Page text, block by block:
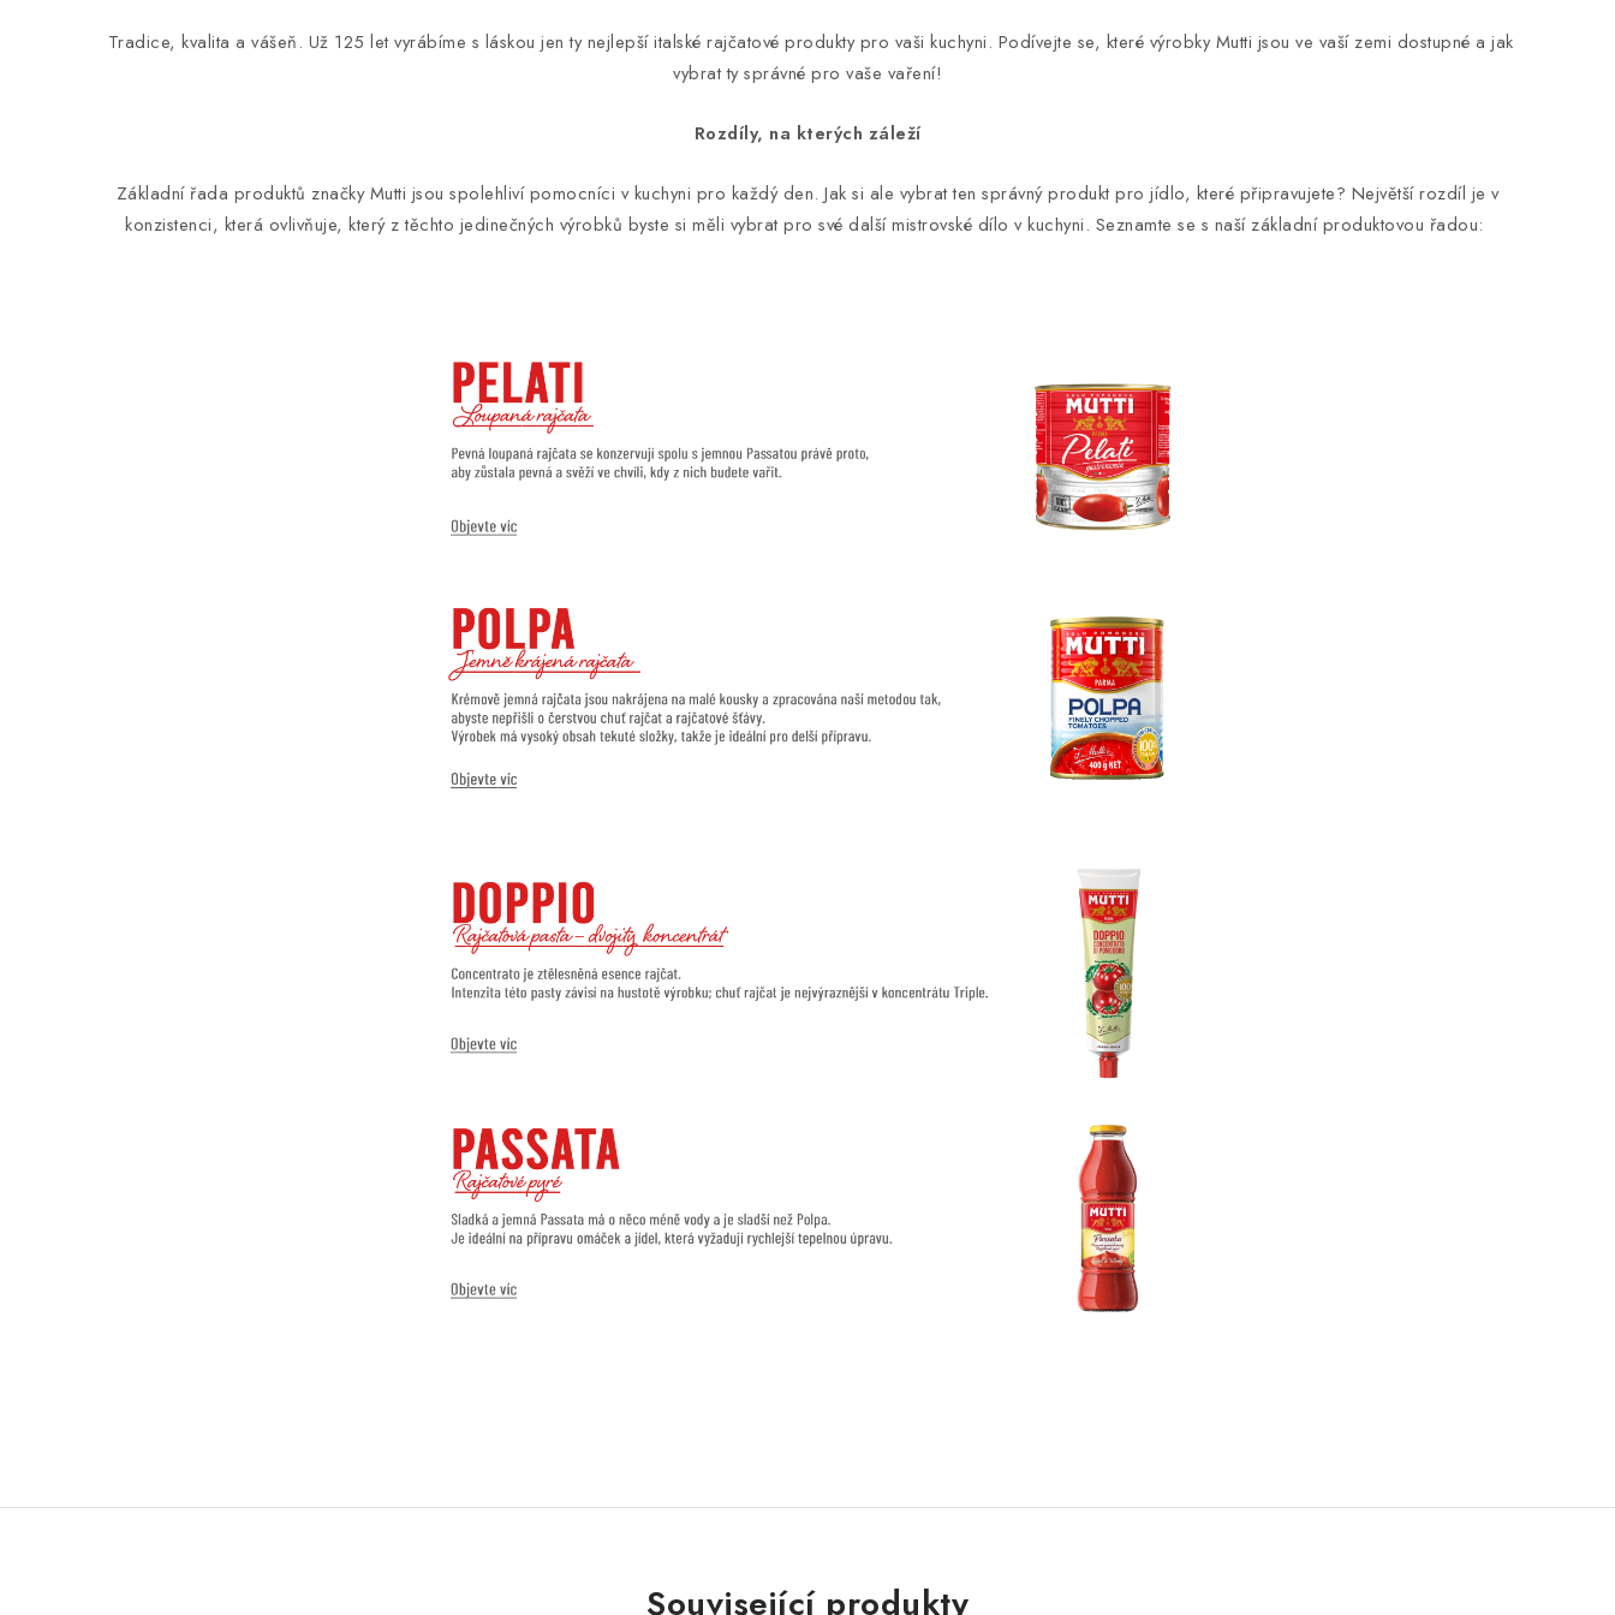
Tradice, kvalita a vášeň. Už 125 let vyrábíme s láskou jen ty nejlepší italské rajčatové produkty pro vaši kuchyni. Podívejte se, které výrobky Mutti jsou ve vaší zemi dostupné a jak
vybrat ty správné pro vaše vaření!
Rozdíly, na kterých záleží
Základní řada produktů značky Mutti jsou spolehliví pomocníci v kuchyni pro každý den. Jak si ale vybrat ten správný produkt pro jídlo, které připravujete? Největší rozdíl je v
konzistenci, která ovlivňuje, který z těchto jedinečných výrobků byste si měli vybrat pro své další mistrovské dílo v kuchyni. Seznamte se s naší základní produktovou řadou:
Související produkty